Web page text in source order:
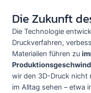
Die Zukunft
Die Technologie
Druckverfahren,
Materialien führen zu
wir den 3D-Druck nicht
im Alltag sehen – etwa